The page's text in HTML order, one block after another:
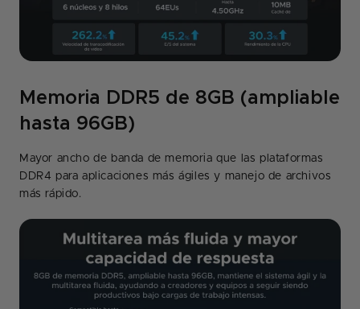
Memoria DDR5 de 8GB (ampliable
hasta 96GB)
Mayor ancho de banda de memoria que las plataformas
DDR4 para aplicaciones más ágiles y manejo de archivos
más rápido.